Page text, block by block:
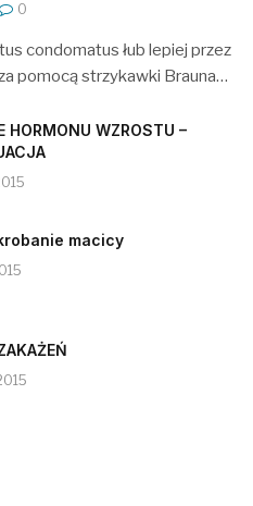
0
condomatus łub lepiej przez
pomocą strzykawki Brauna…
HORMONU WZROSTU –
macicy